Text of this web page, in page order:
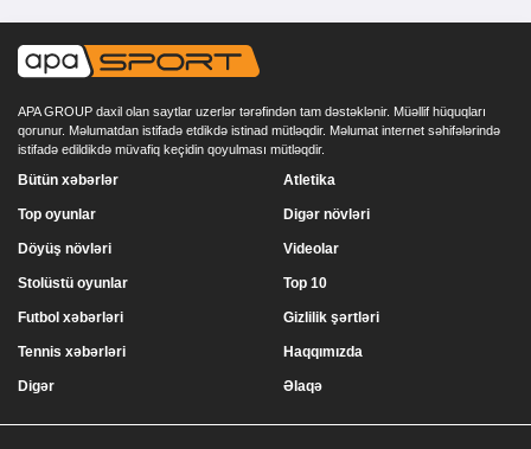
APA GROUP daxil olan saytlar uzerlər tərəfindən tam dəstəklənir. Müəllif hüquqları
qorunur. Məlumatdan istifadə etdikdə istinad mütləqdir. Məlumat internet səhifələrində
istifadə edildikdə müvafiq keçidin qoyulması mütləqdir.
Bütün xəbərlər
Top oyunlar
Döyüş növləri
Stolüstü oyunlar
Atletika
Digər növləri
Videolar
Top 10
Futbol xəbərləri
Tennis xəbərləri
Digər
Gizlilik şərtləri
Haqqımızda
Əlaqə